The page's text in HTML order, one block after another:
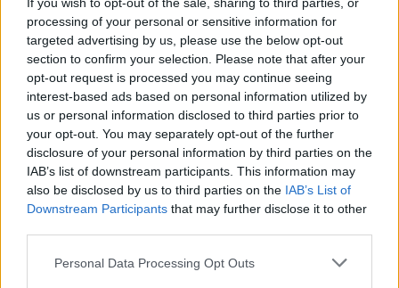
processing of your personal or sensitive information for
targeted advertising by us, please use the below opt-out
section to confirm your selection. Please note that after your
opt-out request is processed you may continue seeing
interest-based ads based on personal information utilized by
us or personal information disclosed to third parties prior to
your opt-out. You may separately opt-out of the further
disclosure of your personal information by third parties on the
IAB’s list of downstream participants. This information may
also be disclosed by us to third parties on the IAB’s List of
Downstream Participants that may further disclose it to other
Personal Data Processing Opt Outs
Η μάχη με τα νερά και την λάσπη συνεχίζεται για 7η ημέρα στον
Θεσσαλικό κάμπο που επλήγη από το κύμα κακοκαιρίας Daniel. Δευτέρα
11 Σεπτεμβρίου 2023 (ΓΙΩΡΓΟΣ ΚΟΝΤΑΡΙΝΗΣ /
EUROKINISSI)